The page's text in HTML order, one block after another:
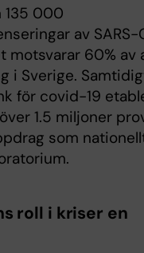
135 000
av
motsvarar 60% av
i Sverige.
för covid-19
1.5 miljoner
som
roll i kriser en